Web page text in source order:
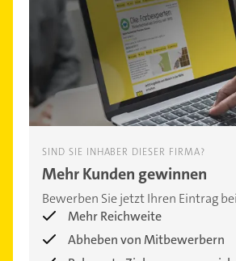
SIND SIE INHABER DIESER FIRMA?
Mehr Kunden gewinnen
Bewerben Sie jetzt Ihren Eintrag
Mehr Reichweite
Abheben von Mitbewerbern